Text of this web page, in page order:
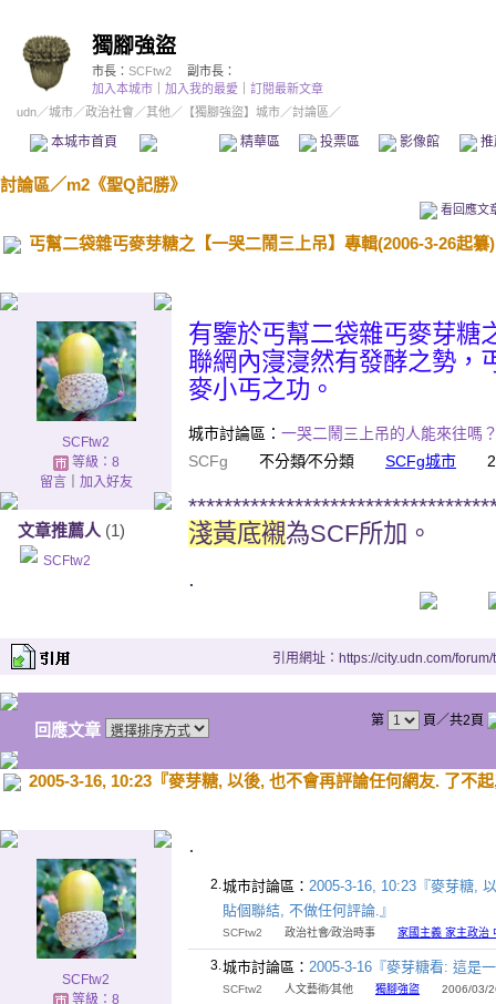
獨腳強盜
市長： SCFtw2
副市長：
加入本城市
加入我的最愛
訂閱最新文章
udn／城市／政治社會 ／其他 ／ 【獨腳強盜】城市／討論區／
本城市首頁 精華區 投票區 影像館
討論區／m2《聖Q記勝》
看回應文
丐幫二袋雜丐麥芽糖之【一哭二鬧三上吊】專輯(2006-3-26起纂)
SCFtw2
等級：8
留言｜ 加入好友
文章推薦人 (1)
SCFtw2
有鑒於丐幫二袋雜丐麥芽糖
聯網內寖寖然有發酵之勢，
麥小丐之功。
城市討論區： 一哭二鬧三上吊的人能來往嗎
SCFg 不分類∕不分類 SCFg城市
淺黃底襯為SCF所加。
.
引用網址：https://city.udn.com/
回應文章 第 頁／共2頁
2005-3-16, 10:23『麥芽糖, 以後, 也不會再評論任何網友. 了不
SCFtw2
等級：8
.
2.城市討論區： 2005-3-16, 10:23『麥芽糖,
貼個聯結, 不做任何評論.』
SCFtw2 政治社會∕政治時事 家國主義 家主政治
3.城市討論區： 2005-3-16『麥芽糖看: 這是
SCFtw2 人文藝術∕其他 獨腳強盜 2006/03/